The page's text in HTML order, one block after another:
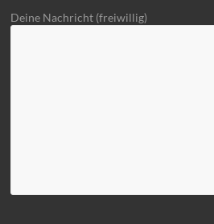
Deine Nachricht (freiwillig)